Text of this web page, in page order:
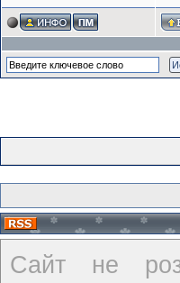
Сайт не